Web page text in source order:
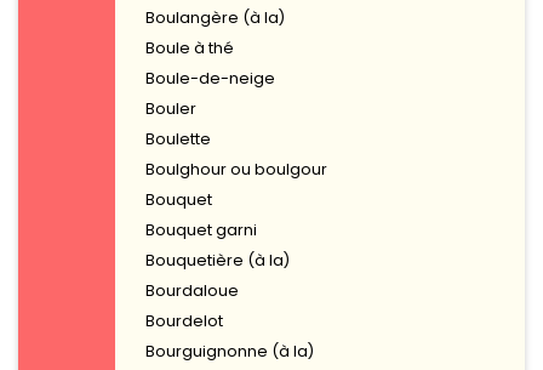
Boulangère (à la)
Boule à thé
Boule-de-neige
Bouler
Boulette
Boulghour ou boulgour
Bouquet
Bouquet garni
Bouquetière (à la)
Bourdaloue
Bourdelot
Bourguignonne (à la)